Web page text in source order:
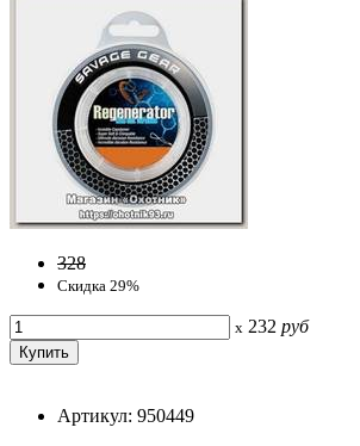
328
Скидка 29%
x 232 руб
Артикул: 950449